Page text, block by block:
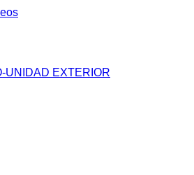
UNIDAD EXTERIOR